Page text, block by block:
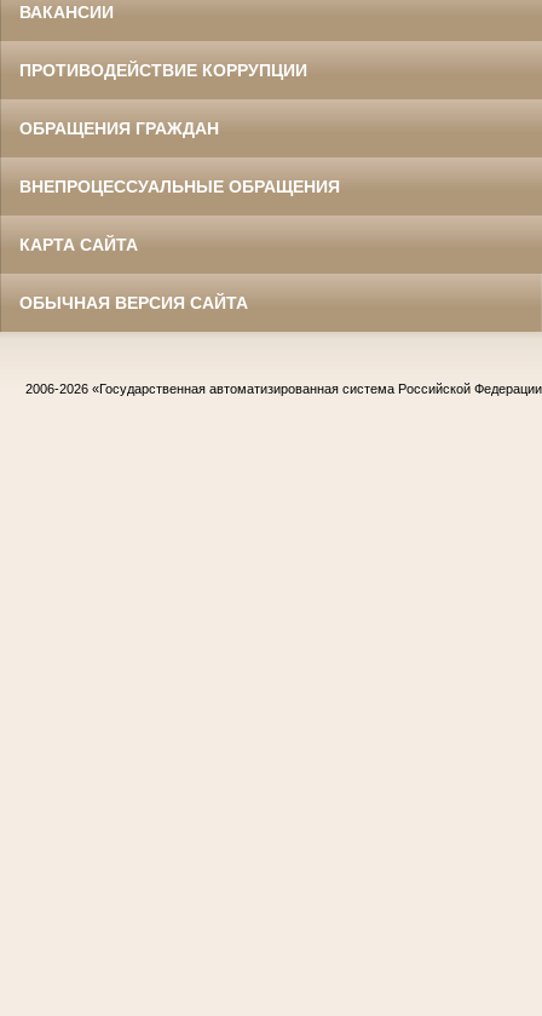
ВАКАНСИИ
ПРОТИВОДЕЙСТВИЕ КОРРУПЦИИ
ОБРАЩЕНИЯ ГРАЖДАН
ВНЕПРОЦЕССУАЛЬНЫЕ ОБРАЩЕНИЯ
КАРТА САЙТА
ОБЫЧНАЯ ВЕРСИЯ САЙТА
2006-2026 «Государственная автоматизированная система Российской